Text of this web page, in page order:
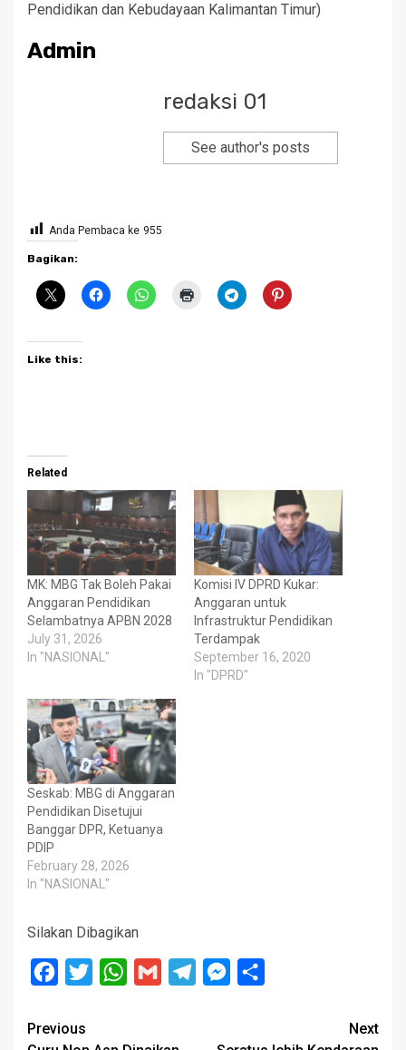
Pendidikan dan Kebudayaan Kalimantan Timur)
Admin
redaksi 01
See author's posts
Anda Pembaca ke 955
Bagikan:
Like this:
Related
MK: MBG Tak Boleh Pakai
Anggaran Pendidikan
Selambatnya APBN 2028
July 31, 2026
In "NASIONAL"
Komisi IV DPRD Kukar:
Anggaran untuk
Infrastruktur Pendidikan
Terdampak
September 16, 2020
In "DPRD"
Seskab: MBG di Anggaran
Pendidikan Disetujui
Banggar DPR, Ketuanya
PDIP
February 28, 2026
In "NASIONAL"
Silakan Dibagikan
Facebook
Twitter WhatsApp
Gmail TelegramMessenger
Post
Previous
Next